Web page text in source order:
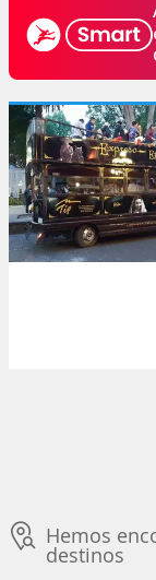
Hemos
destinos